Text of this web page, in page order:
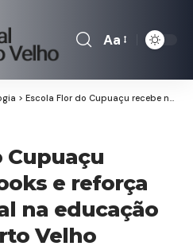
Font
Aa
> Escola Flor do Cupuaçu recebe notebooks e reforça inclusão digital na educação pública de Porto Velho
Cupuaçu
e reforça
na educação
Velho